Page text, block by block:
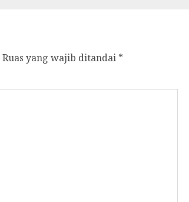
Ruas yang wajib ditandai *